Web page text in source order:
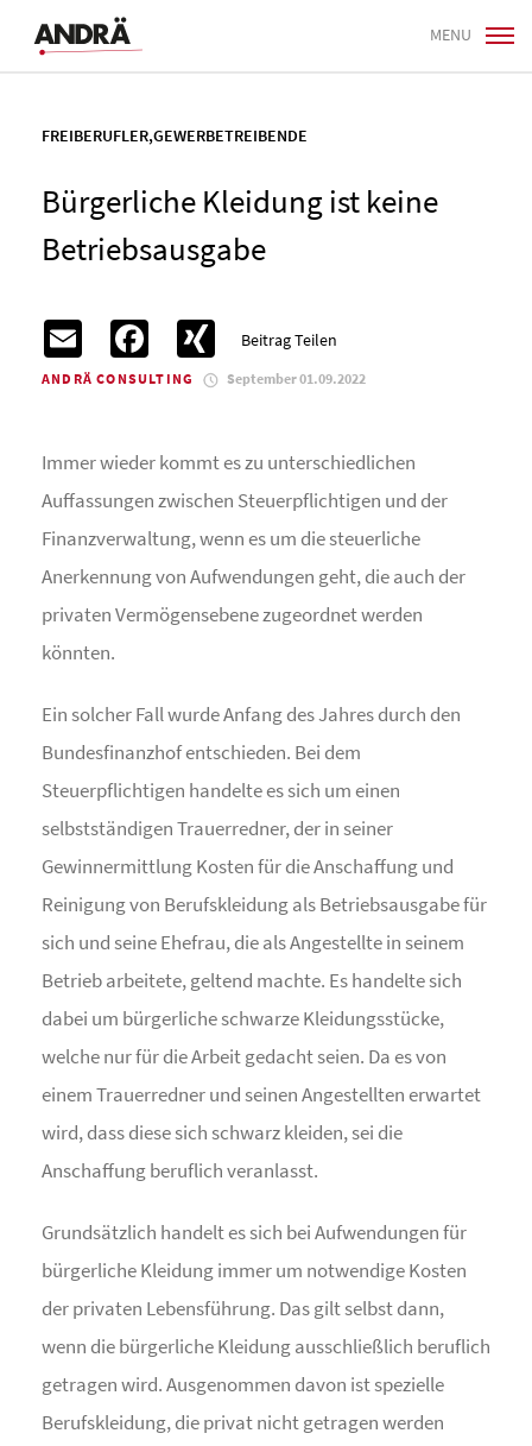
MENU
FREIBERUFLER,GEWERBETREIBENDE
Bürgerliche Kleidung ist keine
Betriebsausgabe
Beitrag Teilen
Email Facebook XING
ANDRÄ CONSULTING September 01.09.2022
Immer wieder kommt es zu unterschiedlichen
Auffassungen zwischen Steuerpflichtigen und der
Finanzverwaltung, wenn es um die steuerliche
Anerkennung von Aufwendungen geht, die auch der
privaten Vermögensebene zugeordnet werden
könnten.
Ein solcher Fall wurde Anfang des Jahres durch den
Bundesfinanzhof entschieden. Bei dem
Steuerpflichtigen handelte es sich um einen
selbstständigen Trauerredner, der in seiner
Gewinnermittlung Kosten für die Anschaffung und
Reinigung von Berufskleidung als Betriebsausgabe für
sich und seine Ehefrau, die als Angestellte in seinem
Betrieb arbeitete, geltend machte. Es handelte sich
dabei um bürgerliche schwarze Kleidungsstücke,
welche nur für die Arbeit gedacht seien. Da es von
einem Trauerredner und seinen Angestellten erwartet
wird, dass diese sich schwarz kleiden, sei die
Anschaffung beruflich veranlasst.
Grundsätzlich handelt es sich bei Aufwendungen für
bürgerliche Kleidung immer um notwendige Kosten
der privaten Lebensführung. Das gilt selbst dann,
wenn die bürgerliche Kleidung ausschließlich beruflich
getragen wird. Ausgenommen davon ist spezielle
Berufskleidung, die privat nicht getragen werden